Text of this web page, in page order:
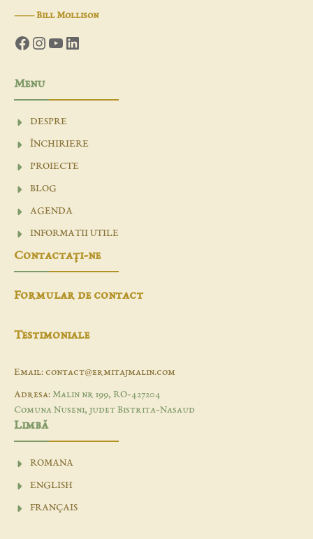
―Bill Mollison
Facebook
Instagram
YouTube
LinkedIn
Menu
DESPRE
ÎNCHIRIERE
PROIECTE
BLOG
AGENDA
INFORMATII UTILE
Contactaţi-ne
Formular de contact
Testimoniale
Email: contact@ermitajmalin.com
Adresa: Malin nr 199, RO-427204
Comuna Nuseni, judet Bistrita-Nasaud
Limbă
ROMANA
ENGLISH
FRANÇAIS